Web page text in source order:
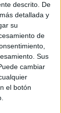
descrito. De
detallada y
su
de
Sus
cambiar
el botón
dependiente
la
por el
BOE, tal y
vigente.
y firmada
afecta a
número de